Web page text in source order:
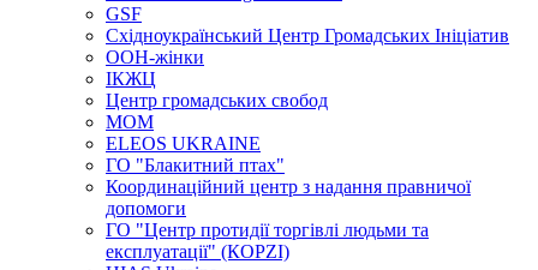
GSF
Східноукраїнський Центр Громадських Ініціатив
ООН-жінки
ІКЖЦ
Центр громадських свобод
МОМ
ELEOS UKRAINE
ГО "Блакитний птах"
Координаційний центр з надання правничої
допомоги
ГО "Центр протидії торгівлі людьми та
експлуатації" (КОРZI)